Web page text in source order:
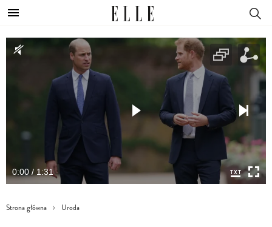
0:00 / 1:31
Strona główna Uroda